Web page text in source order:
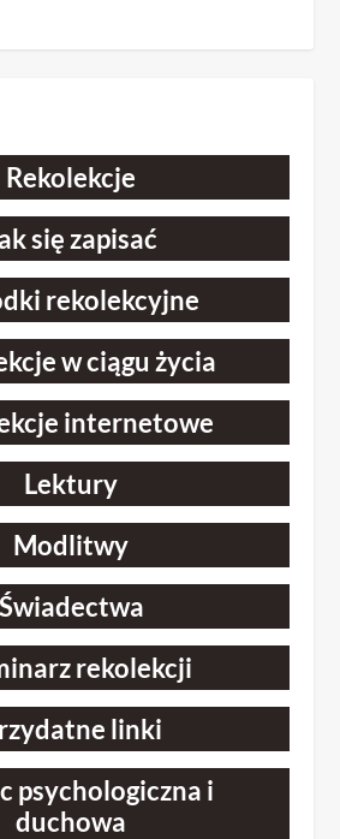
Rekolekcje
się zapisać
rekolekcyjne
w ciągu życia
internetowe
Lektury
Modlitwy
Świadectwa
rekolekcji
linki
psychologiczna i
duchowa